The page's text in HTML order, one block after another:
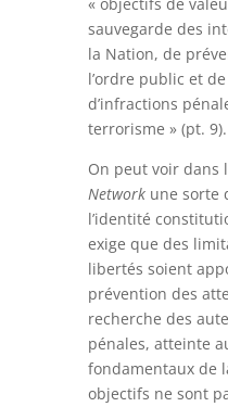
sauvegarde des
la Nation, de
l’ordre public et
d’infractions
terrorisme » (pt. 9).
On peut voir dans
Networkune sorte
l’identité
exige que des
libertés soient
prévention des
recherche des
pénales, atteinte
fondamentaux de
objectifs ne sont